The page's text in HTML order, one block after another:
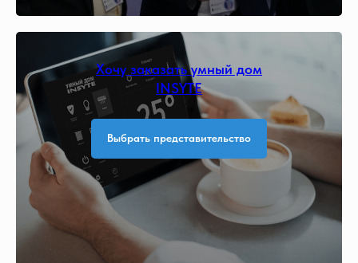
Хочу заказать умный дом
INSYTE
Выбрать представительство